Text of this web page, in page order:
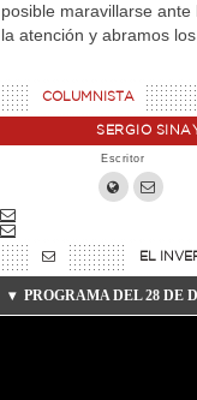
posible maravillarse
la atención y abramos
COLUMNISTA
SERGIO
Escritor
EL
PROGRAMA DEL 28 DE